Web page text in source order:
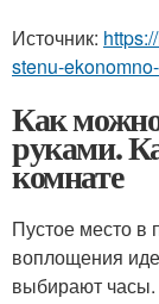
Источник:
stenu-
Как
руками.
комнате
Пустое место в
воплощения
выбирают часы.